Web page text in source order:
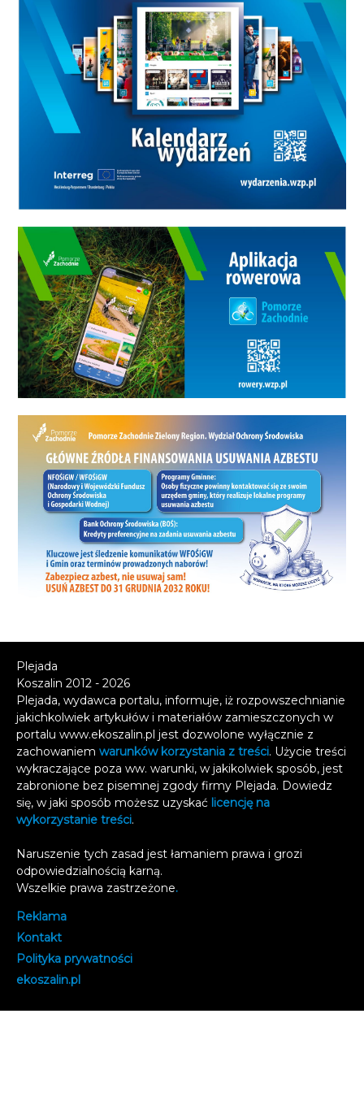
Plejada
Koszalin 2012 - 2026
Plejada, wydawca portalu, informuje, iż rozpowszechnianie
jakichkolwiek artykułów i materiałów zamieszczonych w
portalu www.ekoszalin.pl jest dozwolone wyłącznie z
zachowaniem warunków korzystania z treści. Użycie treści
wykraczające poza ww. warunki, w jakikolwiek sposób, jest
zabronione bez pisemnej zgody firmy Plejada. Dowiedz
się, w jaki sposób możesz uzyskać licencję na
wykorzystanie treści.
Naruszenie tych zasad jest łamaniem prawa i grozi
odpowiedzialnością karną.
Wszelkie prawa zastrzeżone.
Reklama
Kontakt
Polityka prywatności
ekoszalin.pl